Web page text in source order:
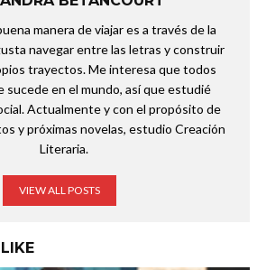
manera de viajar es a través de la
navegar entre las letras y construir
trayectos. Me interesa que todos
sucede en el mundo, así que estudié
Actualmente y con el propósito de
y próximas novelas, estudio Creación
Literaria.
VIEW ALL POSTS